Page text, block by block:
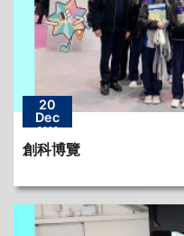
20
Dec
2022
創科博覽